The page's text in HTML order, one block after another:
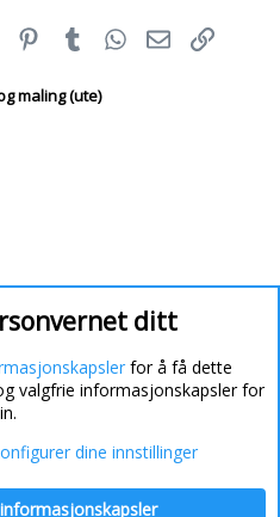
PinterestTumblr WhatsApp
E-postLink
maling (ute)
Kontakt oss Hjelp
ditt
for å få dette
valgfrie informasjonskapsler for
dine innstillinger